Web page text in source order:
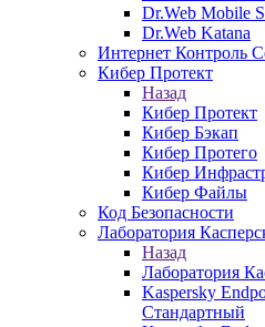
Dr.Web Mobile
Dr.Web Katana
Интернет Контроль
Кибер Протект
Назад
Кибер Протект
Кибер Бэкап
Кибер Протего
Кибер
Кибер Файлы
Код Безопасности
Лаборатория
Назад
Лаборатория
Kaspersky
Стандартный